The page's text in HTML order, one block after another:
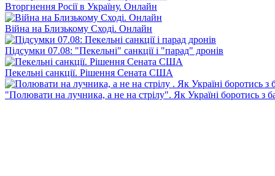
Вторгнення Росії в Україну. Онлайн
Війна на Близькому Сході. Онлайн
Підсумки 07.08: "Пекельні" санкції і "парад" дронів
Пекельні санкції. Рішення Сената США
"Полювати на лучника, а не на стрілу". Як Україні боротись з